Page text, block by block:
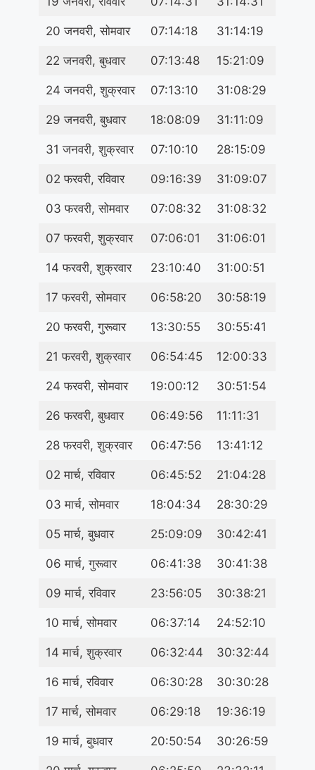
20 जनवरी, सोमवार 07:14:18 31:14:19
22 जनवरी, बुधवार 07:13:48 15:21:09
24 जनवरी, शुक्रवार 07:13:10 31:08:29
29 जनवरी, बुधवार 18:08:09 31:11:09
31 जनवरी, शुक्रवार 07:10:10 28:15:09
02 फरवरी, रविवार 09:16:39 31:09:07
03 फरवरी, सोमवार 07:08:32 31:08:32
07 फरवरी, शुक्रवार 07:06:01 31:06:01
14 फरवरी, शुक्रवार 23:10:40 31:00:51
17 फरवरी, सोमवार 06:58:20 30:58:19
20 फरवरी, गुरूवार 13:30:55 30:55:41
21 फरवरी, शुक्रवार 06:54:45 12:00:33
24 फरवरी, सोमवार 19:00:12 30:51:54
26 फरवरी, बुधवार 06:49:56 11:11:31
28 फरवरी, शुक्रवार 06:47:56 13:41:12
02 मार्च, रविवार 06:45:52 21:04:28
03 मार्च, सोमवार 18:04:34 28:30:29
05 मार्च, बुधवार 25:09:09 30:42:41
06 मार्च, गुरूवार 06:41:38 30:41:38
09 मार्च, रविवार 23:56:05 30:38:21
10 मार्च, सोमवार 06:37:14 24:52:10
14 मार्च, शुक्रवार 06:32:44 30:32:44
16 मार्च, रविवार 06:30:28 30:30:28
17 मार्च, सोमवार 06:29:18 19:36:19
19 मार्च, बुधवार 20:50:54 30:26:59